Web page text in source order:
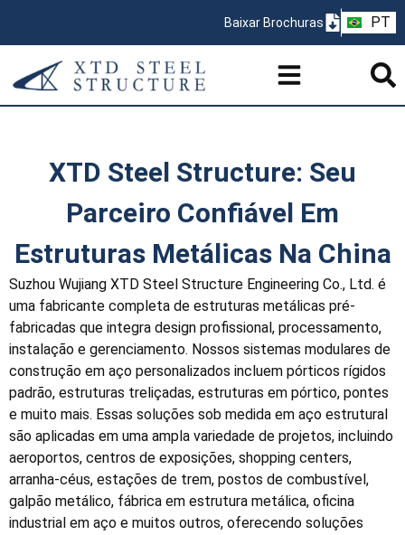
Baixar Brochuras PT
ZH
XTD Steel Structure: Seu
Parceiro Confiável Em
Estruturas Metálicas Na China
Suzhou Wujiang XTD Steel Structure Engineering Co., Ltd. é
uma fabricante completa de estruturas metálicas pré-
fabricadas que integra design profissional, processamento,
instalação e gerenciamento. Nossos sistemas modulares de
construção em aço personalizados incluem pórticos rígidos
padrão, estruturas treliçadas, estruturas em pórtico, pontes
e muito mais. Essas soluções sob medida em aço estrutural
são aplicadas em uma ampla variedade de projetos, incluindo
aeroportos, centros de exposições, shopping centers,
arranha-céus, estações de trem, postos de combustível,
galpão metálico, fábrica em estrutura metálica, oficina
industrial em aço e muitos outros, oferecendo soluções